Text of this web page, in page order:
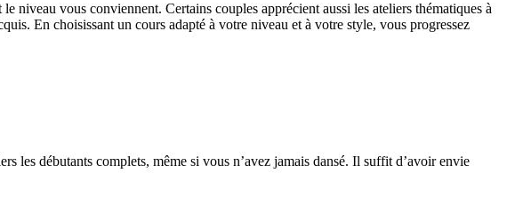
niveau vous conviennent. Certains couples apprécient aussi les ateliers thématiques à
En choisissant un cours adapté à votre niveau et à votre style, vous progressez
les débutants complets, même si vous n’avez jamais dansé. Il suffit d’avoir envie